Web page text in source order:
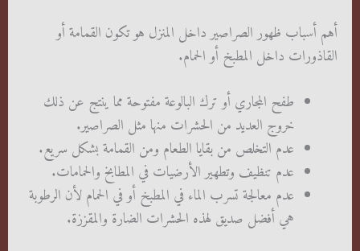
أهم أسباب ظهور الصراصير داخل المنزل هو تكون القمامة أو
القاذورات داخل المطبخ أو الحمام.
طفح المجاري أو ترك البالوعة مفتوحة مما ينتج عن ذلك
خروج العديد من الحشرات منها مثل الصراصير.
عدم التخلص من بقايا الطعام ومن القمامة بشكل سريع.
عدم تنظيف وتطهير الأرضيات في المطابخ والحمامات.
عدم معالجة تسرب الماء في المطبخ أو في الحمام لأن الرطوبة
هي أفضل صديق لهذه الحشرات الضارة والمقززة.